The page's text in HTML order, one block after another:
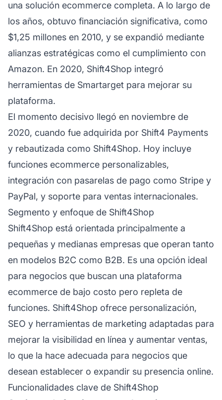
una solución ecommerce completa. A lo largo de
los años, obtuvo financiación significativa, como
$1,25 millones en 2010, y se expandió mediante
alianzas estratégicas como el cumplimiento con
Amazon. En 2020, Shift4Shop integró
herramientas de Smartarget para mejorar su
plataforma.
El momento decisivo llegó en noviembre de
2020, cuando fue adquirida por Shift4 Payments
y rebautizada como Shift4Shop. Hoy incluye
funciones ecommerce personalizables,
integración con pasarelas de pago como Stripe y
PayPal, y soporte para ventas internacionales.
Segmento y enfoque de Shift4Shop
Shift4Shop está orientada principalmente a
pequeñas y medianas empresas que operan tanto
en modelos B2C como B2B. Es una opción ideal
para negocios que buscan una plataforma
ecommerce de bajo costo pero repleta de
funciones. Shift4Shop ofrece personalización,
SEO y herramientas de marketing adaptadas para
mejorar la visibilidad en línea y aumentar ventas,
lo que la hace adecuada para negocios que
desean establecer o expandir su presencia online.
Funcionalidades clave de Shift4Shop